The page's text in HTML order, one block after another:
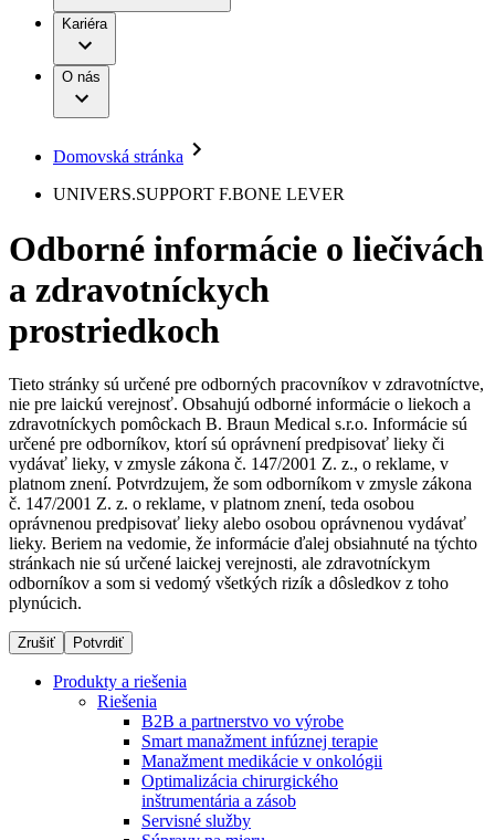
Terapie
Kontinencia a urológia
Liečba bolesti
Miniinvazívna chirurgia
Nutričná terapia
Onkológia
Ortopédia
Prevencia a kontrola infekcií
Spinálna chirurgia
Starostlivosť o rany
Uzatváranie rán
Riešenia
Terapie
Produktový katalóg​
Objavte naše produkty. ​Navštívte produktový katalóg B.
Braun​ s našim kompletným produktovým portfóliom.​
B. Braun Avitum
Ochorenia
Služby pre pacientov
Dialyzačné strediská
B. Braun Avitum poskytuje kvalitnú dialyzačnú starostlivosť
vo všetkých svojich strediskách na Slovensku. Viac
informácií nájdete na stránke jednotlivých stredísk.
Práca a kariéra
Naša kultúra
Vaša príležitosť
Nájdite si prácu u nás​
Objavte svoje kariérne príležitosti ​v B. Braun. Vyhľadajte náš
trh práce​ pre zaujímavé pozície na Slovensku.​
Zodpovednosť
Médiá
Tlačové správy
Kontakt
Kontaktný formulár
Spoločnosť
Médiá
Kontakt
Zostaňte v dialógu s B. Braun. Kontaktujte nás.
Kariéra
O nás
Domovská stránka
UNIVERS.SUPPORT F.BONE LEVER
Odborné informácie o liečivách
a zdravotníckych
prostriedkoch
Tieto stránky sú určené pre odborných pracovníkov v zdravotníctve,
nie pre laickú verejnosť. Obsahujú odborné informácie o liekoch a
zdravotníckych pomôckach B. Braun Medical s.r.o. Informácie sú
určené pre odborníkov, ktorí sú oprávnení predpisovať lieky či
vydávať lieky, v zmysle zákona č. 147/2001 Z. z., o reklame, v
platnom znení. Potvrdzujem, že som odborníkom v zmysle zákona
č. 147/2001 Z. z. o reklame, v platnom znení, teda osobou
oprávnenou predpisovať lieky alebo osobou oprávnenou vydávať
lieky. Beriem na vedomie, že informácie ďalej obsiahnuté na týchto
stránkach nie sú určené laickej verejnosti, ale zdravotníckym
odborníkov a som si vedomý všetkých rizík a dôsledkov z toho
plynúcich.
Zrušiť Potvrdiť
Produkty a riešenia
Riešenia
B2B a partnerstvo vo výrobe
Smart manažment infúznej terapie
Manažment medikácie v onkológii
Optimalizácia chirurgického
inštrumentária a zásob
Servisné služby